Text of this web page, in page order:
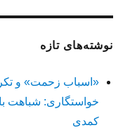
نوشته‌های تازه
«اسباب زحمت» و
کمدی